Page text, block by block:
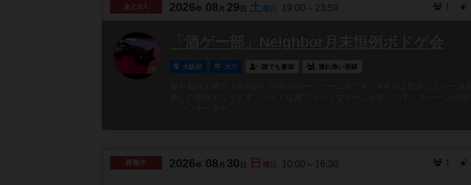
あと 9人 2026年 08 月 29 土 曜日 19:00～23:59 1
「酒ゲー部」Neighbor月末恒例ボドゲ会
大阪府 天六 誰でも参加 連れ添い登録
募集中 2026年 08 月 30 日 曜日 10:00～16:30 1